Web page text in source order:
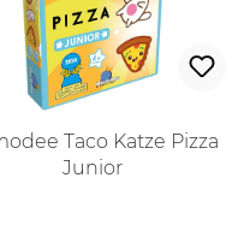
Taco Katze Pizza
Junior